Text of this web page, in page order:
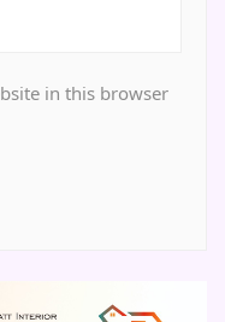
in this browser